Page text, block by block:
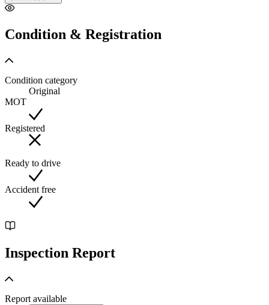
Condition & Registration
Condition category
Original
MOT
Registered
Ready to drive
Accident free
Inspection Report
Report available